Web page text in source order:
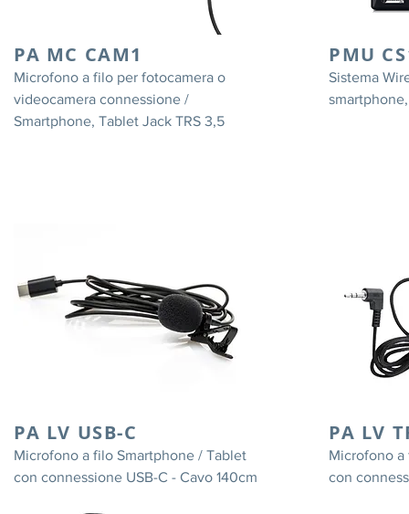
PA MC CAM1
Microfono a filo per fotocamera o
videocamera connessione /
Smartphone, Tablet Jack TRS 3,5
PA LV USB-C
Microfono a filo Smartphone / Tablet
con connessione USB-C - Cavo 140cm
PMU
Sistema
PA LV
Microfono a
con